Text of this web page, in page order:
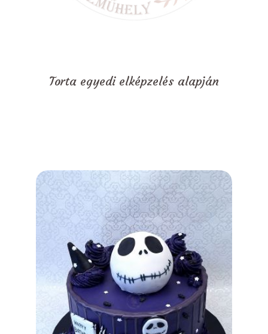
Torta egyedi elképzelés alapján